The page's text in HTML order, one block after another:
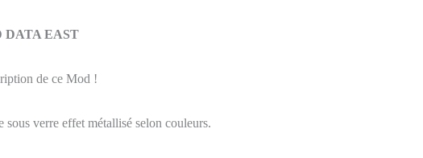
DATA EAST
de ce Mod !
verre effet métallisé selon couleurs.